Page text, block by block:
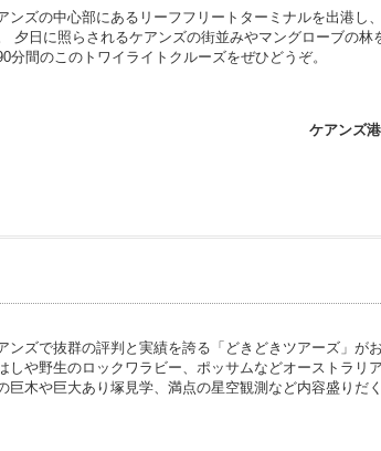
ンズの中心部にあるリーフフリートターミナルを出港し
夕日に照らされるケアンズの街並みやマングローブの
分間のこのトワイライトクルーズをぜひどうぞ。
ケアンズ
ンズで抜群の評判と実績を誇る「どきどきツアーズ」が
しや野生のロックワラビー、ポッサムなどオーストラリ
巨木や巨大あり塚見学、満点の星空観測など内容盛りだ